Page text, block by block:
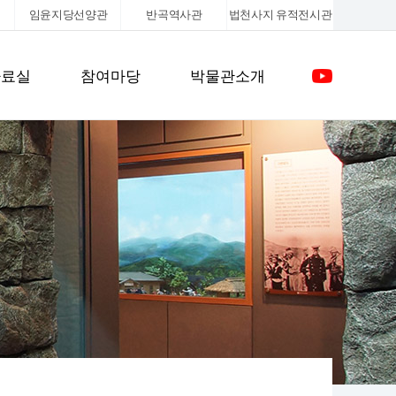
임윤지당선양관 반곡역사관 법천사지 유적전시관
실 참여마당 박물관소개